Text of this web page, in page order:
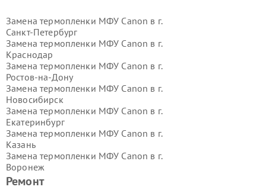
Ремонт
Замена термопленки МФУ Canon в г.
Санкт-Петербург
Замена термопленки МФУ Canon в г.
Краснодар
Замена термопленки МФУ Canon в г.
Ростов-на-Дону
Замена термопленки МФУ Canon в г.
Новосибирск
Замена термопленки МФУ Canon в г.
Екатеринбург
Замена термопленки МФУ Canon в г.
Казань
Замена термопленки МФУ Canon в г.
Воронеж
Замена термопленки МФУ Canon в г.